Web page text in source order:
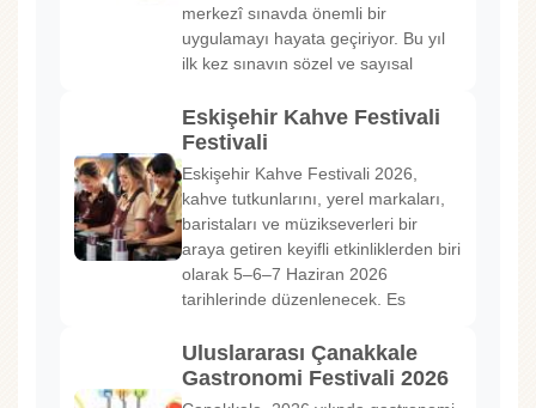
merkezî sınavda önemli bir
uygulamayı hayata geçiriyor. Bu yıl
ilk kez sınavın sözel ve sayısal
Eskişehir Kahve Festivali
Festivali
Eskişehir Kahve Festivali 2026,
kahve tutkunlarını, yerel markaları,
baristaları ve müzikseverleri bir
araya getiren keyifli etkinliklerden biri
olarak 5–6–7 Haziran 2026
tarihlerinde düzenlenecek. Es
Uluslararası Çanakkale
Gastronomi Festivali 2026